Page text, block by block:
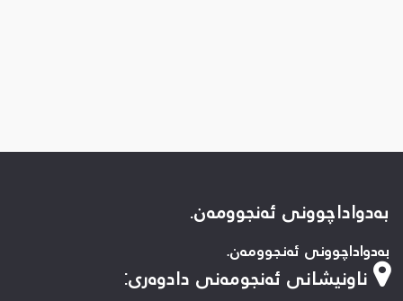
بەدواداچوونی ئەنجوومەن.
بەدواداچوونی ئەنجوومەن.
ناونیشانی ئەنجومەنی دادوەری: